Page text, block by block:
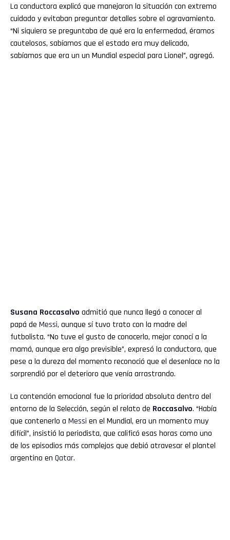
La conductora explicó que manejaron la situación con extremo
cuidado y evitaban preguntar detalles sobre el agravamiento.
“Ni siquiera se preguntaba de qué era la enfermedad, éramos
cautelosos, sabíamos que el estado era muy delicado,
sabíamos que era un un Mundial especial para Lionel”, agregó.
Susana Roccasalvo admitió que nunca llegó a conocer al
papá de Messi, aunque sí tuvo trato con la madre del
futbolista. “No tuve el gusto de conocerlo, mejor conocí a la
mamá, aunque era algo previsible”, expresó la conductora, que
pese a la dureza del momento reconoció que el desenlace no la
sorprendió por el deterioro que venía arrastrando.
La contención emocional fue la prioridad absoluta dentro del
entorno de la Selección, según el relato de Roccasalvo. “Había
que contenerlo a Messi en el Mundial, era un momento muy
difícil”, insistió la periodista, que calificó esas horas como uno
de los episodios más complejos que debió atravesar el plantel
argentino en Qatar.